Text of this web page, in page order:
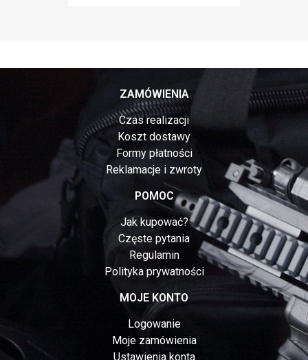
ZAMÓWIENIA
Czas realizacji
Koszt dostawy
Formy płatności
Reklamacje i zwroty
POMOC
Jak kupować?
Częste pytania
Regulamin
Polityka prywatności
MOJE KONTO
Logowanie
Moje zamówienia
Ustawienia konta